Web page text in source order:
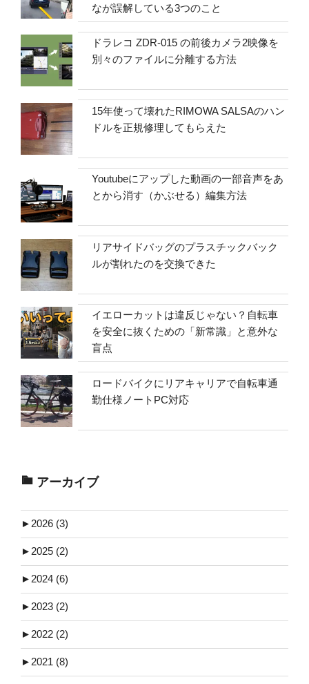
なが誤解している3つのこと
ドラレコ ZDR-015 の前後カメラ2映像を
別々のファイルに分離する方法
15年使って壊れたRIMOWA SALSAのハン
ドルを正規修理してもらえた
Youtubeにアップした動画の一部音声をあ
とから消す（かぶせる）編集方法
リアサイドバッグのプラスチックバック
ルが割れたのを交換できた
イエローカットは違反じゃない？自転車
を安全に抜くための「新常識」と意外な
盲点
ロードバイクにリアキャリアで自転車通
勤仕様ノートPC対応
アーカイブ
► 2026 (3)
► 2025 (2)
► 2024 (6)
► 2023 (2)
► 2022 (2)
► 2021 (8)